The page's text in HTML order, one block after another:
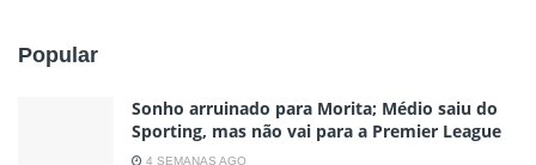
Popular
Sonho arruinado para Morita; Médio saiu do
Sporting, mas não vai para a Premier League
4 SEMANAS AGO